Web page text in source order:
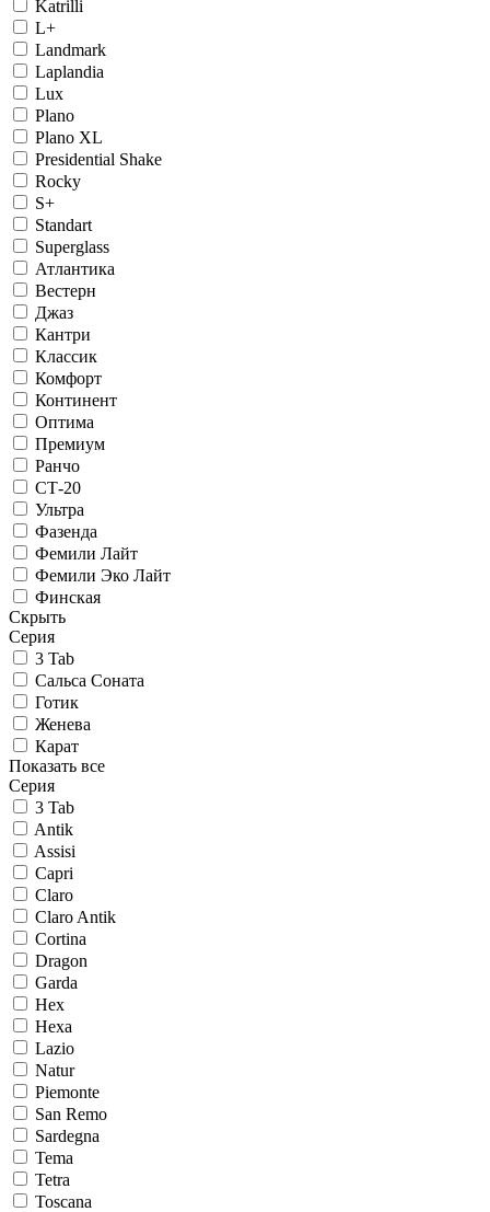
Katrilli
L+
Landmark
Laplandia
Lux
Plano
Plano XL
Presidential Shake
Rocky
S+
Standart
Superglass
Атлантика
Вестерн
Джаз
Кантри
Классик
Комфорт
Континент
Оптима
Премиум
Ранчо
СТ-20
Ультра
Фазенда
Фемили Лайт
Фемили Эко Лайт
Финская
Скрыть
Серия
3 Tab
Сальса Соната
Готик
Женева
Карат
Показать все
Серия
3 Tab
Antik
Assisi
Capri
Claro
Claro Antik
Cortina
Dragon
Garda
Hex
Hexa
Lazio
Natur
Piemonte
San Remo
Sardegna
Tema
Tetra
Toscana